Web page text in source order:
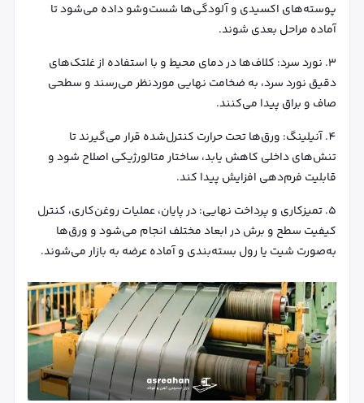
پوسته‌های اکسیدی و آلودگی‌ها شست‌وشو داده می‌شود تا
آماده مراحل بعدی شوند.
نورد سرد: کلاف‌ها در دمای محیط و با استفاده از غلتک‌های
دقیق نورد سرد، به ضخامت نهایی موردنظر می‌رسند و سطحی
صاف و براق پیدا می‌کنند.
آنیلینگ: ورق‌ها تحت حرارت کنترل‌شده قرار می‌گیرند تا
تنش‌های داخلی کاهش یابد، ساختار متالورژیکی اصلاح شود و
قابلیت فرم‌دهی افزایش پیدا کند.
تمیزکاری و پرداخت نهایی: در پایان، عملیات روغن‌کاری، کنترل
کیفیت سطح و برش در ابعاد مختلف انجام می‌شود و ورق‌ها
به‌صورت شیت یا رول بسته‌بندی و آماده عرضه به بازار می‌شوند.